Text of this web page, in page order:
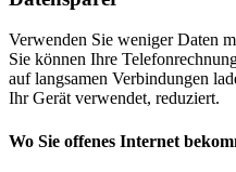
Verwenden Sie weniger Daten
Sie können Ihre
auf langsamen Verbindungen
Ihr Gerät verwendet, reduziert.
Wo Sie offenes Internet